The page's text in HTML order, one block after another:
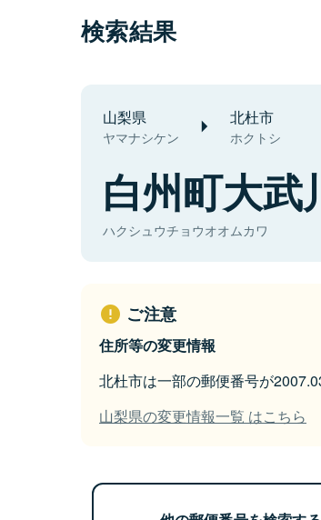
検索結果
山梨県
ヤマナシケン
北杜市
ホクトシ
白州町大武
ハクシュウチョウオオムカワ
ご注意
住所等の変更情報
北杜市は一部の郵便番号が
山梨県の変更情報一覧 はこちら